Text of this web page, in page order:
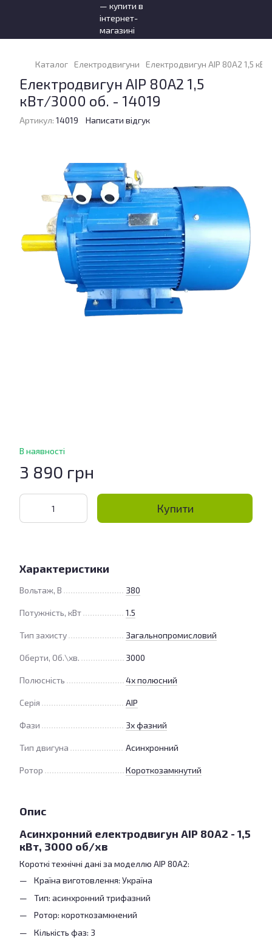
Каталог Електродвигуни Електродвигун АІР 80А2 1,5
Електродвигун АІР 80А2 1,5
кВт/3000 об. - 14019
Артикул: 14019 Написати відгук
В наявності
3 890 грн
Купити
Характеристики
Вольтаж, В 380
Потужність, кВт 1.5
Тип захисту Загальнопромисловий
Оберти, Об.\хв. 3000
Полюсність 4х полюсний
Серія АІР
Фази 3х фазний
Тип двигуна Асинхронний
Ротор Короткозамкнутий
Опис
Асинхронний електродвигун АІР 80А2 - 1,5
кВт, 3000 об/хв
Короткі технічні дані за моделлю АІР 80А2:
Країна виготовлення: Україна
Тип: асинхронний трифазний
Ротор: короткозамкнений
Кількість фаз: 3